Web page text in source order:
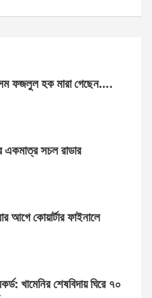
ফজলুল হক মারা গেছেন….
একমাত্র সচল রাডার
আগে কোয়ার্টার ফাইনালে
খামেনির শেষবিদায় ঘিরে ৭০